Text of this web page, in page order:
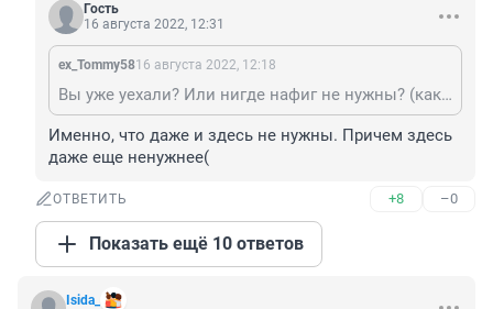
Гость
16 августа 2022, 12:31
ex_Tommy5816 августа 2022, 12:18
Вы уже уехали? Или нигде нафиг не нужны? (как и мы, не переживайте)
Именно, что даже и здесь не нужны. Причем здесь
даже еще ненужнее(
ОТВЕТИТЬ +8 –0
Показать ещё 10 ответов
Isida_